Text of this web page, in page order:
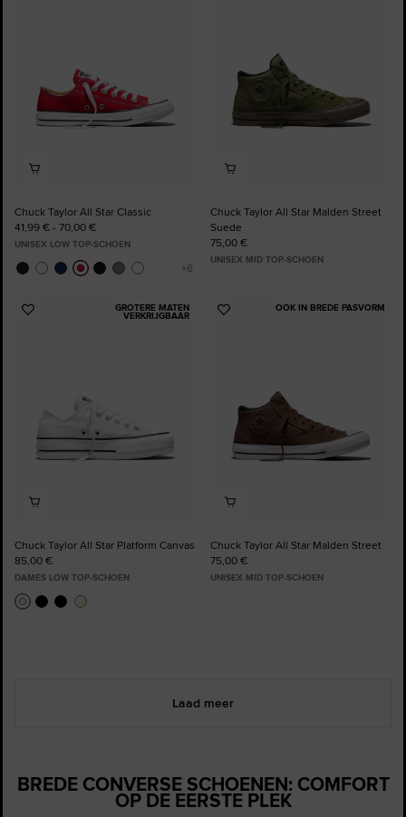
Chuck Taylor All Star Classic
41,99 € - 70,00 €
UNISEX LOW TOP-SCHOEN
Chuck Taylor All Star Malden Street
Suede
75,00 €
UNISEX MID TOP-SCHOEN
GROTERE MATEN
VERKRIJGBAAR
Voeg
Chuck Taylor All Star Platform Canvas
85,00 €
DAMES LOW TOP-SCHOEN
OOK IN BREDE PASVORM
Voeg
Chuck Taylor All Star Malden Street
75,00 €
UNISEX MID TOP-SCHOEN
Laad meer
BREDE CONVERSE SCHOENEN: COMFORT
OP DE EERSTE PLEK